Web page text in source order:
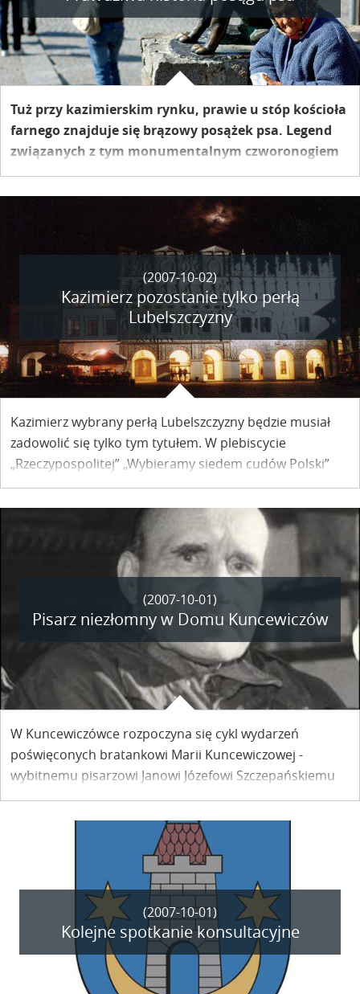
Tuż przy kazimierskim rynku, prawie u stóp kościoła
farnego znajduje się brązowy posążek psa. Legend
związanych z tym monumentalnym czworonogiem
jest wiele i wciąż powstają nowe. A zapotrzebowanie
na te historie jest duże – żadna chyba wycieczka nie
ominie brązowego kundelka, głaszcząc go po nosie
na szczęście i fotografując się namiętnie na jego tle.
(2007-10-02)
Kazimierz pozostanie tylko perłą
Lubelszczyzny
Kazimierz wybrany perłą Lubelszczyzny będzie musiał
zadowolić się tylko tym tytułem. W plebiscycie
„Rzeczypospolitej” „Wybieramy siedem cudów Polski”
pozostał daleko poza szczęśliwą siódemką.
(2007-10-01)
Pisarz niezłomny w Domu Kuncewiczów
W Kuncewiczówce rozpoczyna się cykl wydarzeń
poświęconych bratankowi Marii Kuncewiczowej -
wybitnemu pisarzowi Janowi Józefowi Szczepańskiemu
(1919-2003). Pierwsze spotkanie już w sobotę 6
października o godzinie 17.00
(2007-10-01)
Kolejne spotkanie konsultacyjne